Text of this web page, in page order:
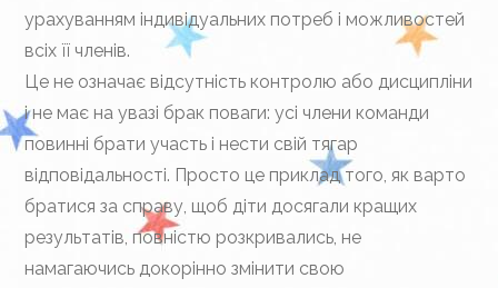
урахуванням індивідуальних потреб і можливостей
всіх її членів.
Це не означає відсутність контролю або дисципліни
і не має на увазі брак поваги: усі члени команди
повинні брати участь і нести свій тягар
відповідальності. Просто це приклад того, як варто
братися за справу, щоб діти досягали кращих
результатів, повністю розкривались, не
намагаючись докорінно змінити свою